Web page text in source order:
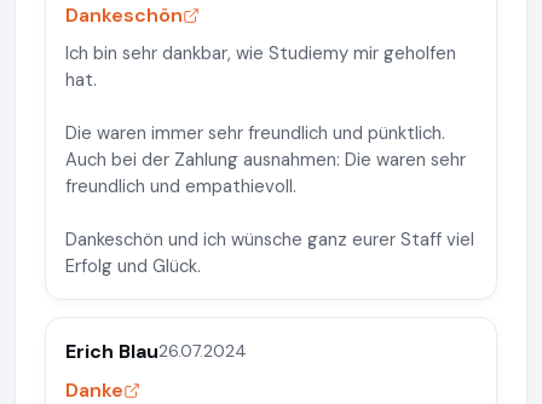
Dankeschön
Ich bin sehr dankbar, wie Studiemy mir geholfen
hat.
Die waren immer sehr freundlich und pünktlich.
Auch bei der Zahlung ausnahmen: Die waren sehr
freundlich und empathievoll.
Dankeschön und ich wünsche ganz eurer Staff viel
Erfolg und Glück.
Erich Blau26.07.2024
Danke